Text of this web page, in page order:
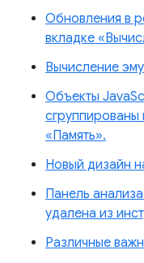
Обновления в
вкладке
Вычисление
Объекты
сгруппированы
«Память».
Новый дизайн
Панель
удалена из
Различные